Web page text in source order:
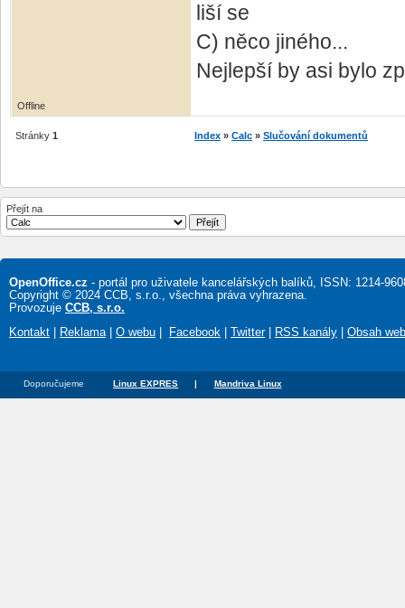
liší se
C) něco jiného...
Nejlepší by asi bylo
Offline
Stránky 1 Index » Calc » Slučování dokumentů
Přejít na
OpenOffice.cz - portál pro uživatele kancelářských balíků, ISSN: 1214-
Copyright © 2024 CCB, s.r.o., všechna práva vyhrazena.
Provozuje CCB, s.r.o.
Kontakt
Reklama O webu Facebook Twitter| RSS kanály Obsah
Doporučujeme Linux EXPRES | Mandriva Linux